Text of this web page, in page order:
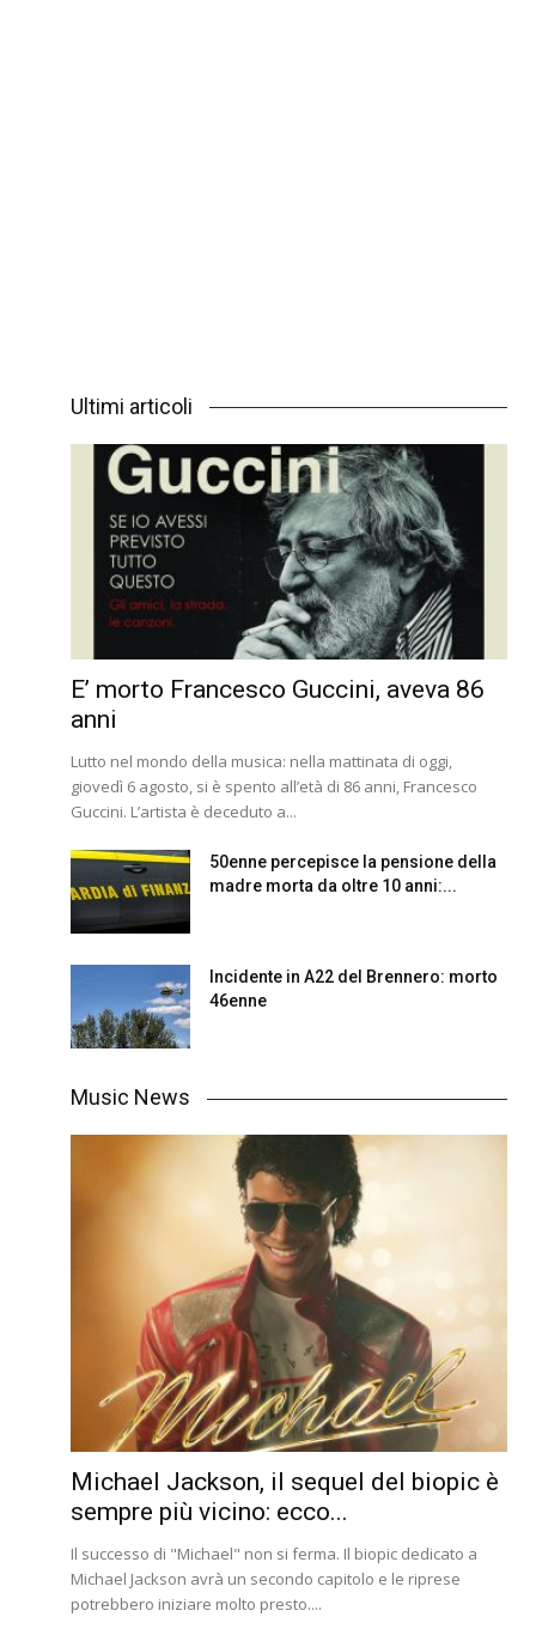
Ultimi articoli
E’ morto Francesco Guccini, aveva 86
anni
Lutto nel mondo della musica: nella mattinata di oggi,
giovedì 6 agosto, si è spento all’età di 86 anni, Francesco
Guccini. L’artista è deceduto a...
50enne percepisce la pensione della
madre morta da oltre 10 anni:...
Incidente in A22 del Brennero: morto
46enne
Music News
Michael Jackson, il sequel del biopic è
sempre più vicino: ecco...
Il successo di "Michael" non si ferma. Il biopic dedicato a
Michael Jackson avrà un secondo capitolo e le riprese
potrebbero iniziare molto presto....